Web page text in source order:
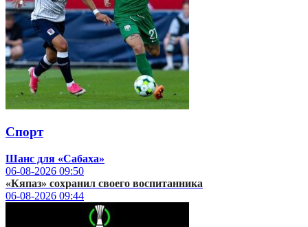
Спорт
Шанс для «Сабаха»
06-08-2026 09:50
«Кяпаз» сохранил своего воспитанника
06-08-2026 09:44